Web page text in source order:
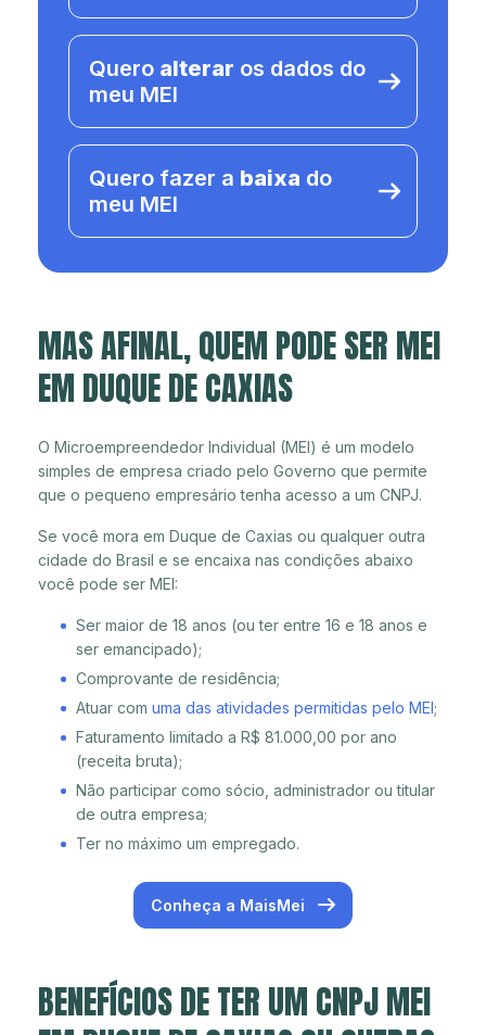
Quero alterar os dados do
meu MEI
Quero fazer a baixa do
meu MEI
MAS AFINAL, QUEM PODE SER MEI
EM DUQUE DE CAXIAS
O Microempreendedor Individual (MEI) é um modelo
simples de empresa criado pelo Governo que permite
que o pequeno empresário tenha acesso a um CNPJ.
Se você mora em Duque de Caxias ou qualquer outra
cidade do Brasil e se encaixa nas condições abaixo
você pode ser MEI:
Ser maior de 18 anos (ou ter entre 16 e 18 anos e
ser emancipado);
Comprovante de residência;
Atuar com uma das atividades permitidas pelo MEI;
Faturamento limitado a R$ 81.000,00 por ano
(receita bruta);
Não participar como sócio, administrador ou titular
de outra empresa;
Ter no máximo um empregado.
Conheça a MaisMei
BENEFÍCIOS DE TER UM CNPJ MEI